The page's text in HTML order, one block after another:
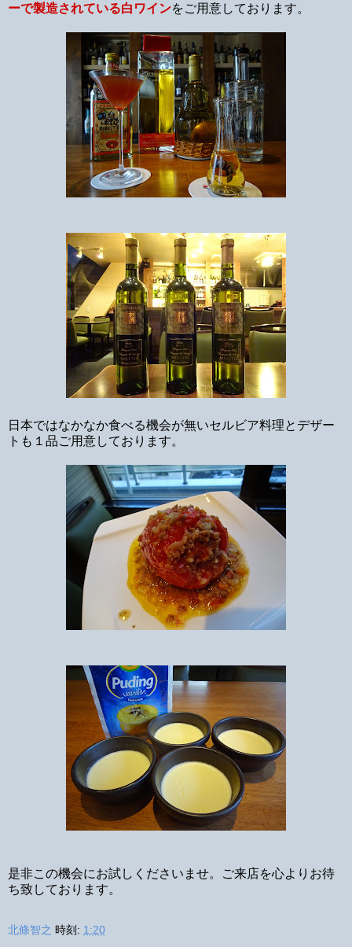
ーで製造されている白ワインをご用意しております。
日本ではなかなか食べる機会が無いセルビア料理とデザー
トも１品ご用意しております。
是非この機会にお試しくださいませ。ご来店を心よりお待
ち致しております。
北條智之 時刻: 1:20